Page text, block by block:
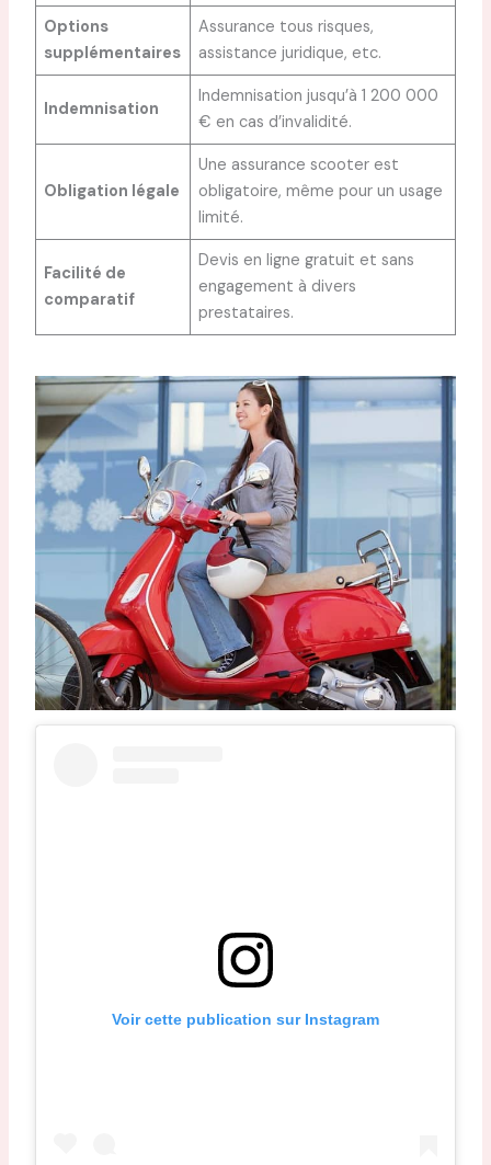
Options
supplémentaires
Assurance tous risques,
assistance juridique, etc.
Indemnisation
Indemnisation jusqu’à 1 200 000
€ en cas d’invalidité.
Obligation légale
Une assurance scooter est
obligatoire, même pour un usage
limité.
Facilité de
comparatif
Devis en ligne gratuit et sans
engagement à divers
prestataires.
Voir cette publication sur Instagram